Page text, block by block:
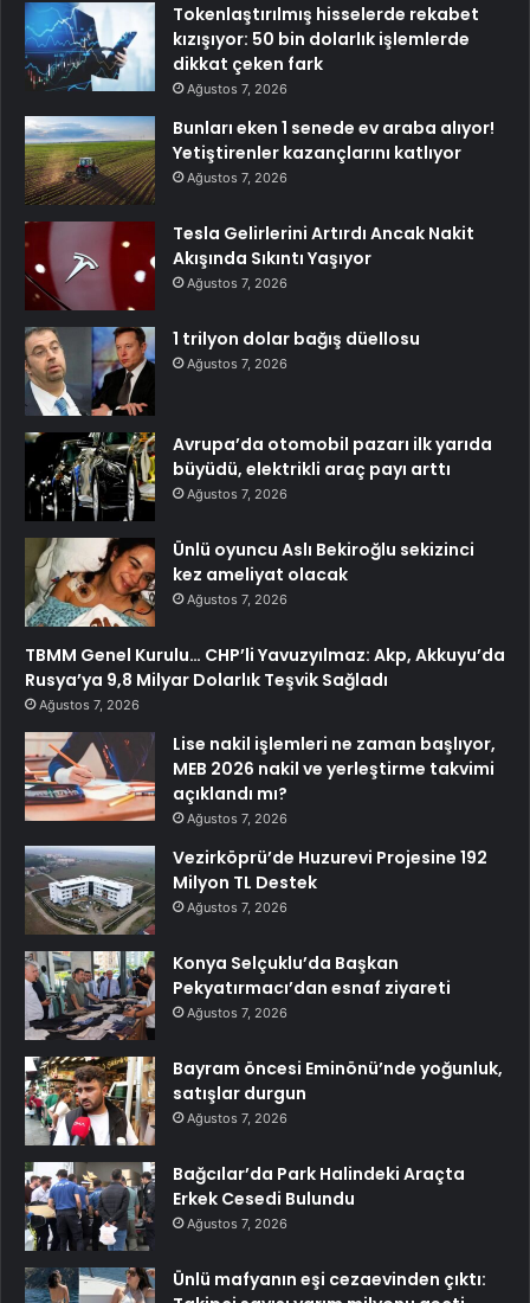
Tokenlaştırılmış hisselerde rekabet
kızışıyor: 50 bin dolarlık işlemlerde
dikkat çeken fark
Ağustos 7, 2026
Bunları eken 1 senede ev araba alıyor!
Yetiştirenler kazançlarını katlıyor
Ağustos 7, 2026
Tesla Gelirlerini Artırdı Ancak Nakit
Akışında Sıkıntı Yaşıyor
Ağustos 7, 2026
1 trilyon dolar bağış düellosu
Ağustos 7, 2026
Avrupa’da otomobil pazarı ilk yarıda
büyüdü, elektrikli araç payı arttı
Ağustos 7, 2026
Ünlü oyuncu Aslı Bekiroğlu sekizinci
kez ameliyat olacak
Ağustos 7, 2026
TBMM Genel Kurulu… CHP’li Yavuzyılmaz: Akp, Akkuyu’da
Rusya’ya 9,8 Milyar Dolarlık Teşvik Sağladı
Ağustos 7, 2026
Lise nakil işlemleri ne zaman başlıyor,
MEB 2026 nakil ve yerleştirme takvimi
açıklandı mı?
Ağustos 7, 2026
Vezirköprü’de Huzurevi Projesine 192
Milyon TL Destek
Ağustos 7, 2026
Konya Selçuklu’da Başkan
Pekyatırmacı’dan esnaf ziyareti
Ağustos 7, 2026
Bayram öncesi Eminönü’nde yoğunluk,
satışlar durgun
Ağustos 7, 2026
Bağcılar’da Park Halindeki Araçta
Erkek Cesedi Bulundu
Ağustos 7, 2026
Ünlü mafyanın eşi cezaevinden çıktı: